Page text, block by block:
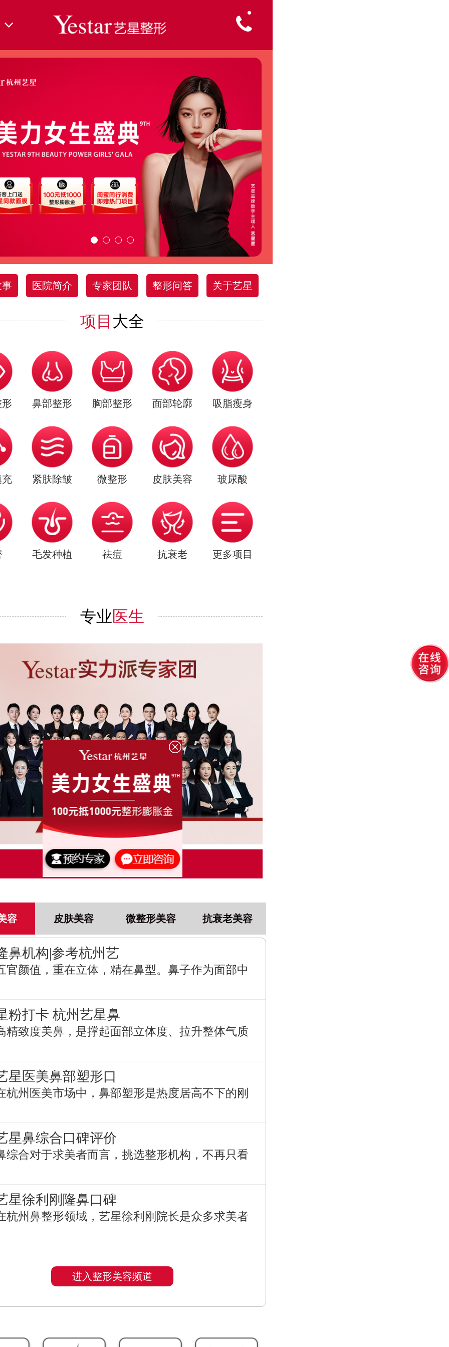
事 医院简介 专家团队 整形问答 关于艺星
项目 大全
鼻部整形 胸部整形 面部轮廓 吸脂瘦身
充 紧肤除皱 微整形 皮肤美容 玻尿酸
毛发种植 祛痘 抗衰老 更多项目
专业医生
点击了解更多
容 皮肤美容 微整形美容 抗衰老美容
鼻机构|参考杭州艺
官颜值，重在立体，精在鼻型。鼻子作为面部中
粉打卡 杭州艺星鼻
精致度美鼻，是撑起面部立体度、拉升整体气质
星医美鼻部塑形口
杭州医美市场中，鼻部塑形是热度居高不下的刚
星鼻综合口碑评价
综合对于求美者而言，挑选整形机构，不再只看
星徐利刚隆鼻口碑
杭州鼻整形领域，艺星徐利刚院长是众多求美者
进入整形美容频道